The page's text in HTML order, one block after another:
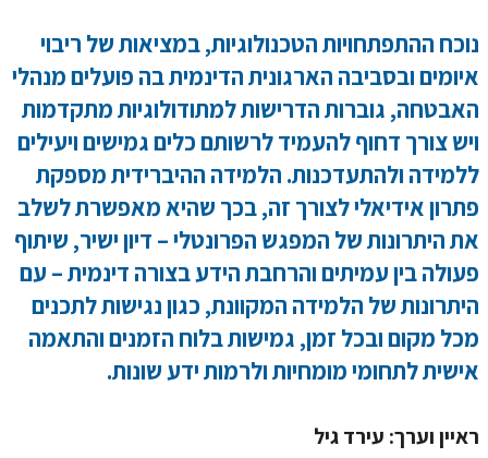
ההתפתחויות הטכנולוגיות, במציאות של ריבוי
ובסביבה הארגונית הדינמית בה פועלים מנהלי
גוברות הדרישות למתודולוגיות מתקדמות
צורך דחוף להעמיד לרשותם כלים גמישים ויעילים
ולהתעדכנות. הלמידה ההיברידית מספקת
אידיאלי לצורך זה, בכך שהיא מאפשרת לשלב
היתרונות של המפגש הפרונטלי – דיון ישיר, שיתוף
בין עמיתים והרחבת הידע בצורה דינמית – עם
של הלמידה המקוונת, כגון נגישות לתכנים
מקום ובכל זמן, גמישות בלוח הזמנים והתאמה
לתחומי מומחיות ולרמות ידע שונות.
וערך: עירד גיל